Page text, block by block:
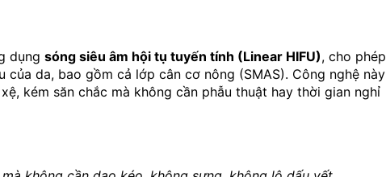
dụng sóng siêu âm hội tụ tuyến tính (Linear HIFU), cho phép
da, bao gồm cả lớp cân cơ nông (SMAS). Công nghệ này
kém săn chắc mà không cần phẫu thuật hay thời gian nghỉ